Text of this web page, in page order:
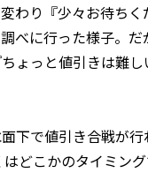
わり『少々お待ち
べに行った様子。だ
ょっと値引きは難
下で値引き合戦が行
どこかのタイミン